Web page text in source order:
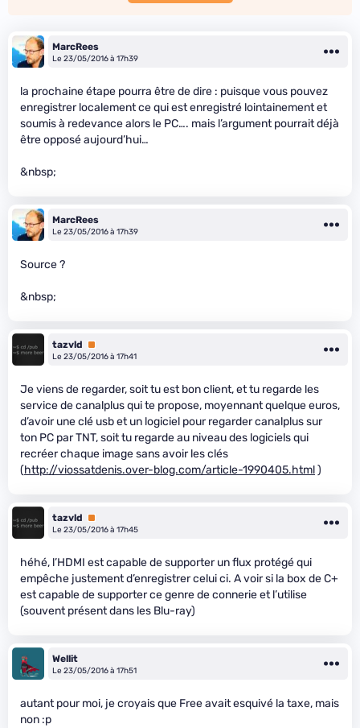
MarcRees
Le 23/05/2016 à 17h39
la prochaine étape pourra être de dire : puisque vous pouvez
enregistrer localement ce qui est enregistré lointainement et
soumis à redevance alors le PC…. mais l’argument pourrait déjà
être opposé aujourd’hui…
&nbsp;
MarcRees
Le 23/05/2016 à 17h39
Source ?
&nbsp;
tazvld
Premium
Le 23/05/2016 à 17h41
Je viens de regarder, soit tu est bon client, et tu regarde les
service de canalplus qui te propose, moyennant quelque euros,
d’avoir une clé usb et un logiciel pour regarder canalplus sur
ton PC par TNT, soit tu regarde au niveau des logiciels qui
recréer chaque image sans avoir les clés
(http://viossatdenis.over-blog.com/article-1990405.html)
tazvld
Premium
Le 23/05/2016 à 17h45
héhé, l’HDMI est capable de supporter un flux protégé qui
empêche justement d’enregistrer celui ci. A voir si la box de C+
est capable de supporter ce genre de connerie et l’utilise
(souvent présent dans les Blu-ray)
Wellit
Le 23/05/2016 à 17h51
autant pour moi, je croyais que Free avait esquivé la taxe, mais
non :p